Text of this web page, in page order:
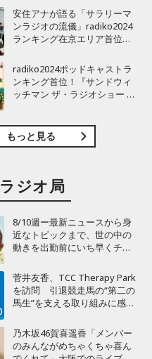
安住アナが語る「サラリーマ
ンラジオの流儀」radiko2024
ランキング在京エリア首位
曜天国』インタビュー
radiko2024ポッドキャストラ
ンキング首位！『サンドウィ
ッチマン ザ・ラジオショー サ
もっと見る
ラジオ局
8/10週ー最新ニュースから身
近なトピックまで、世の中の
動きを出勤前にいち早くチェ
話題に困りません！
BAYFM78『AWAKE』
菅井友香、TCC Therapy Park
を訪問 引退競走馬の“第二の
馬生”を支える取り組みに感
乃木坂46賀喜遥香「メンバー
のみんながめちゃくちゃ喜ん